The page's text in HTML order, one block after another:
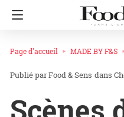
Page d'accueil MADE BY F&S
Food & Sens dans